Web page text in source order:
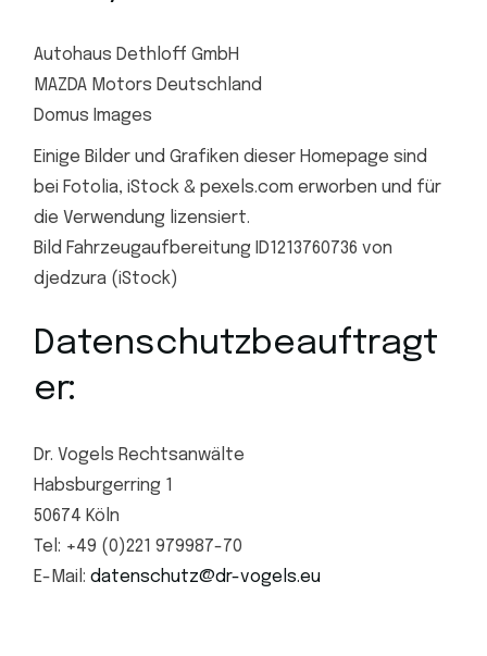
Autohaus Dethloff GmbH
MAZDA Motors Deutschland
Domus Images
Einige Bilder und Grafiken dieser Homepage sind
bei Fotolia, iStock & pexels.com erworben und für
die Verwendung lizensiert.
Bild Fahrzeugaufbereitung ID1213760736 von
djedzura (iStock)
Datenschutzbeauftragt
er:
Dr. Vogels Rechtsanwälte
Habsburgerring 1
50674 Köln
Tel: +49 (0)221 979987-70
E-Mail:datenschutz@dr-vogels.eu